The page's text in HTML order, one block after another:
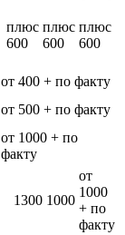
плюс
600
плюс
600
плюс
600
от 400 + по факту
от 500 + по факту
от 1000 + по
факту
1300 1000
от
1000
+ по
факту